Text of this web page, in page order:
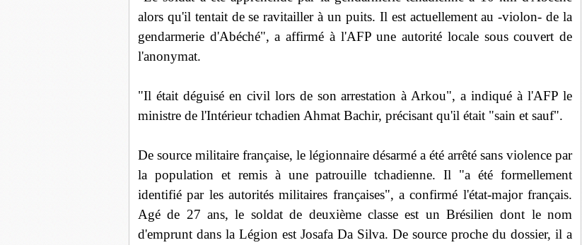
alors qu'il tentait de se ravitailler à un puits. Il est actuellement au -violon- de la
gendarmerie d'Abéché", a affirmé à l'AFP une autorité locale sous couvert de
l'anonymat.
"Il était déguisé en civil lors de son arrestation à Arkou", a indiqué à l'AFP le
ministre de l'Intérieur tchadien Ahmat Bachir, précisant qu'il était "sain et sauf".
De source militaire française, le légionnaire désarmé a été arrêté sans violence par
la population et remis à une patrouille tchadienne. Il "a été formellement
identifié par les autorités militaires françaises", a confirmé l'état-major français.
Agé de 27 ans, le soldat de deuxième classe est un Brésilien dont le nom
d'emprunt dans la Légion est Josafa Da Silva. De source proche du dossier, il a